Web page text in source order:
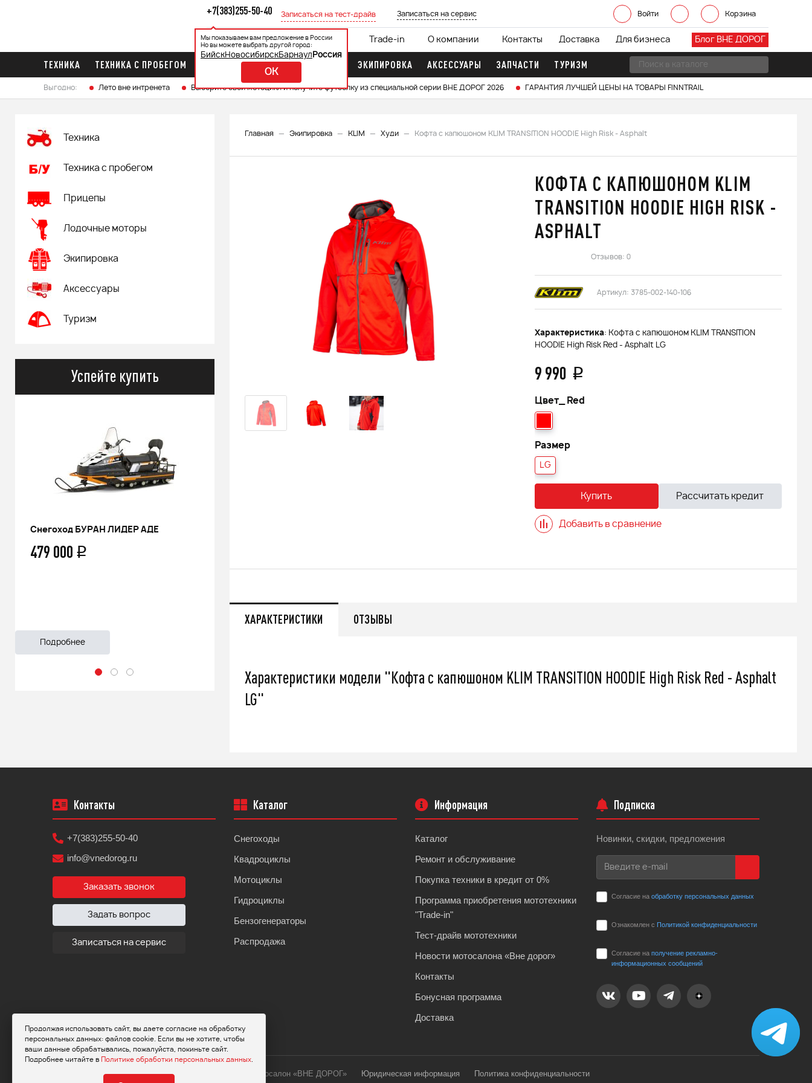
Продолжая использовать сайт, вы даете согласие на обработку
персональных данных: файлов cookie. Если вы не хотите, чтобы
ваши данные обрабатывались, пожалуйста, покиньте сайт.
Подробнее читайте в
Политике обработки персональных данных
Войти Корзина
+7(383)255-50-40
Мы показываем вам предложение в России
Но вы можете выбрать другой город:
БийскНовосибирскБарнаул Россия
OK
Записаться на тест-драйв Записаться на сервис
Блог ВНЕ ДОРОГ
Каталог Акции Кредит 0% Trade-in О компании Контакты Доставка Для бизнеса
ТЕХНИКА ТЕХНИКА С ПРОБЕГОМ ЛОДОЧНЫЕ МОТОРЫ ЭКИПИРОВКА АКСЕССУАРЫ ЗАПЧАСТИ ТУРИЗМ
Выгодно: Лето вне интренета Выберите свой мотоцикл и получите футболку из специальной серии ВНЕ ДОРОГ 2026 ГАРАНТИЯ ЛУЧШЕЙ ЦЕНЫ НА ТОВАРЫ FINNTRAIL
Главная Экипировка KLIM Худи Кофта с капюшоном KLIM TRANSITION HOODIE High Risk - Asphalt
Техника
Техника с пробегом
Прицепы
Лодочные моторы
Экипировка
Аксессуары
Туризм
Успейте купить
Снегоход БУРАН ЛИДЕР АДЕ
479 000 q
Подробнее
Костюм мужской зимний FINNTRAIL
КОФТА С КАПЮШОНОМ KLIM
TRANSITION HOODIE HIGH RISK -
ASPHALT
Отзывов: 0
Артикул: 3785-002-140-106
Характеристика: Кофта с капюшоном KLIM TRANSITION
HOODIE High Risk Red - Asphalt LG
9 990 q
Цвет_ Red
Размер
LG
Купить Рассчитать кредит
Добавить в сравнение
ХАРАКТЕРИСТИКИ ОТЗЫВЫ
Характеристики модели "Кофта с капюшоном KLIM TRANSITION HOODIE High Risk Red - Asphalt
LG"
Контакты
+7(383)255-50-40
info@vnedorog.ru
Заказать звонок
Задать вопрос
Записаться на сервис
Каталог
Снегоходы
Квадроциклы
Мотоциклы
Гидроциклы
Бензогенераторы
Распродажа
Информация
Каталог
Ремонт и обслуживание
Покупка техники в кредит от 0%
Программа приобретения мототехники
"Trade-in"
Тест-драйв мототехники
Новости мотосалона «Вне дорог»
Контакты
Бонусная программа
Доставка
Подписка
Новинки, скидки, предложения
Согласие на обработку персональных данных
Ознакомлен с Политикой конфиденциальности
Согласие на получение рекламно-
информационных сообщений
© 2026 Мотосалон «ВНЕ ДОРОГ» Юридическая информация Политика конфиденциальности